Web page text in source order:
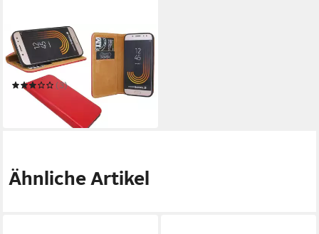
COFI1453
Handyhülle Echtleder Tasche
Flip Case Rot
(3)
ab 14,98 €
in 5-6 Werktagen bei dir
Ähnliche Artikel